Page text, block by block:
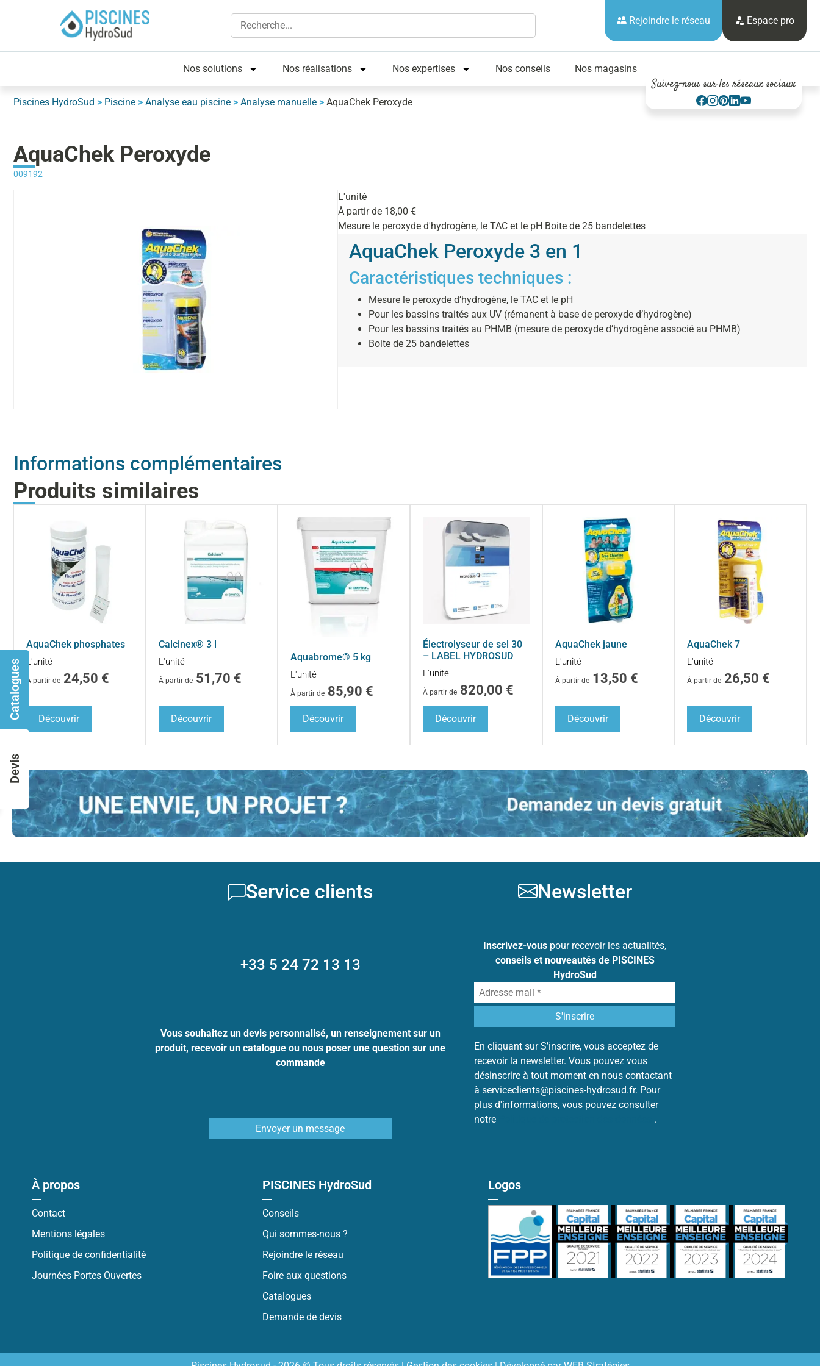
Catalogues
Devis
Rejoindre le réseau Espace pro
Nos solutions Nos réalisations Nos expertises Nos conseils Nos magasins
Suivez-nous sur les réseaux sociaux
Piscines HydroSud > Piscine > Analyse eau piscine > Analyse manuelle > AquaChek Peroxyde
AquaChek Peroxyde
009192
L'unité
À partir de 18,00 €
Mesure le peroxyde d'hydrogène, le TAC et le pH Boite de 25 bandelettes
AquaChek Peroxyde 3 en 1
Caractéristiques techniques :
Mesure le peroxyde d’hydrogène, le TAC et le pH
Pour les bassins traités aux UV (rémanent à base de peroxyde d’hydrogène)
Pour les bassins traités au PHMB (mesure de peroxyde d’hydrogène associé au PHMB)
Boite de 25 bandelettes
Informations complémentaires
Produits similaires
AquaChek phosphates
L'unité
À partir de 24,50 €
Découvrir
Calcinex® 3 l
L'unité
À partir de 51,70 €
Découvrir
Aquabrome® 5 kg
L'unité
À partir de 85,90 €
Découvrir
Électrolyseur de sel 30
– LABEL HYDROSUD
L'unité
À partir de 820,00 €
Découvrir
AquaChek jaune
L'unité
À partir de 13,50 €
Découvrir
AquaChek 7
L'unité
À partir de 26,50 €
Découvrir
Service clients
+33 5 24 72 13 13
Vous souhaitez un devis personnalisé, un renseignement sur un
produit, recevoir un catalogue ou nous poser une question sur une
commande
Envoyer un message
Newsletter
Inscrivez-vous pour recevoir les actualités,
conseils et nouveautés de PISCINES
HydroSud
En cliquant sur S’inscrire, vous acceptez de
recevoir la newsletter. Vous pouvez vous
désinscrire à tout moment en nous contactant
à serviceclients@piscines-hydrosud.fr. Pour
plus d'informations, vous pouvez consulter
notre
.
À propos
Contact
Mentions légales
Politique de confidentialité
Journées Portes Ouvertes
PISCINES HydroSud
Conseils
Qui sommes-nous ?
Rejoindre le réseau
Foire aux questions
Catalogues
Demande de devis
Logos